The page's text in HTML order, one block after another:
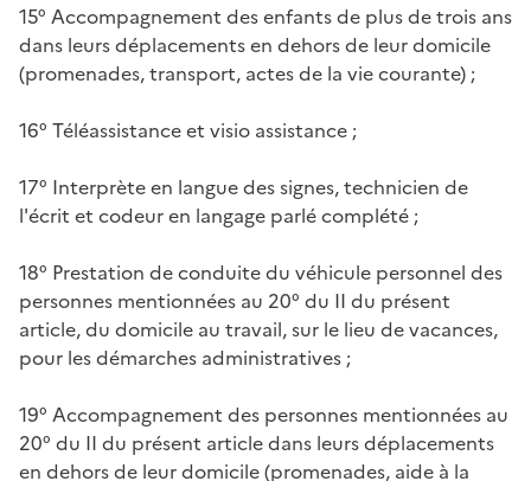
15° Accompagnement des enfants de plus de trois ans
dans leurs déplacements en dehors de leur domicile
(promenades, transport, actes de la vie courante) ;
16° Téléassistance et visio assistance ;
17° Interprète en langue des signes, technicien de
l'écrit et codeur en langage parlé complété ;
18° Prestation de conduite du véhicule personnel des
personnes mentionnées au 20° du II du présent
article, du domicile au travail, sur le lieu de vacances,
pour les démarches administratives ;
19° Accompagnement des personnes mentionnées au
20° du II du présent article dans leurs déplacements
en dehors de leur domicile (promenades, aide à la